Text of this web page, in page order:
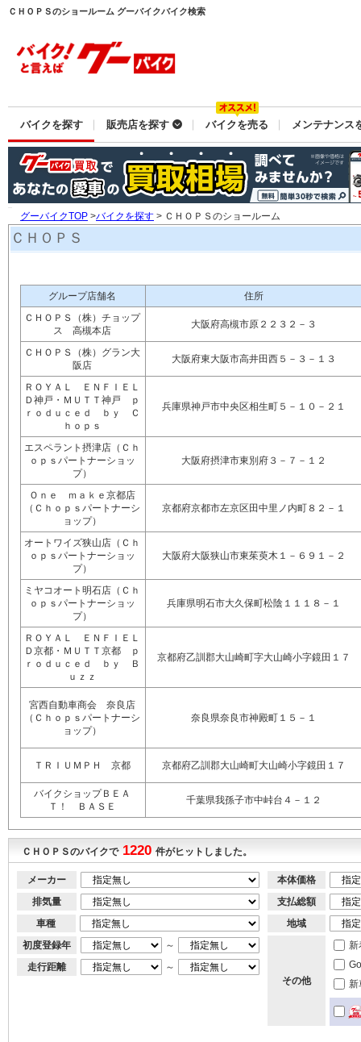
ＣＨＯＰＳのショールーム グーバイクバイク検索
バイクを探す 販売店を探す バイクを売る メンテナンス
グーバイクTOP >バイクを探す > ＣＨＯＰＳのショールーム
ＣＨＯＰＳ
グループ店舗名
住所
ＣＨＯＰＳ（株）チョップ
ス 高槻本店
大阪府高槻市原２２３２－３
ＣＨＯＰＳ（株）グラン大
阪店
大阪府東大阪市高井田西５－３－１３
ＲＯＹＡＬ ＥＮＦＩＥＬ
Ｄ神戸・ＭＵＴＴ神戸 ｐ
ｒｏｄｕｃｅｄ ｂｙ Ｃ
ｈｏｐｓ
兵庫県神戸市中央区相生町５－１０－２１
エスペラント摂津店（Ｃｈ
ｏｐｓパートナーショッ
プ）
大阪府摂津市東別府３－７－１２
Ｏｎｅ ｍａｋｅ京都店
（Ｃｈｏｐｓパートナーシ
ョップ）
京都府京都市左京区田中里ノ内町８２－１
オートワイズ狭山店（Ｃｈ
ｏｐｓパートナーショッ
プ）
大阪府大阪狭山市東茱萸木１－６９１－２
ミヤコオート明石店（Ｃｈ
ｏｐｓパートナーショッ
プ）
兵庫県明石市大久保町松陰１１１８－１
ＲＯＹＡＬ ＥＮＦＩＥＬ
Ｄ京都・ＭＵＴＴ京都 ｐ
ｒｏｄｕｃｅｄ ｂｙ Ｂ
ｕｚｚ
京都府乙訓郡大山崎町字大山崎小字鏡田１７
宮西自動車商会 奈良店
（Ｃｈｏｐｓパートナーシ
ョップ）
奈良県奈良市神殿町１５－１
ＴＲＩＵＭＰＨ 京都 京都府乙訓郡大山崎町大山崎小字鏡田１７
バイクショップＢＥＡ
Ｔ！ ＢＡＳＥ
千葉県我孫子市中峠台４－１２
ＣＨＯＰＳのバイクで 1220 件がヒットしました。
メーカー
排気量
車種
初度登録年
～
走行距離
～
本体価格
支払総額
地域
その他
新
新